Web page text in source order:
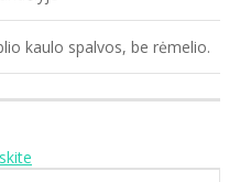
kaulo spalvos, be rėmelio.